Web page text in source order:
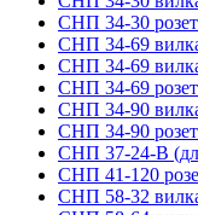
СНП 34-30
СНП 34-69
СНП 34-69
СНП 34-69
СНП 34-90
СНП 34-90
СНП 37-24-В
СНП 41-120
СНП 58-32